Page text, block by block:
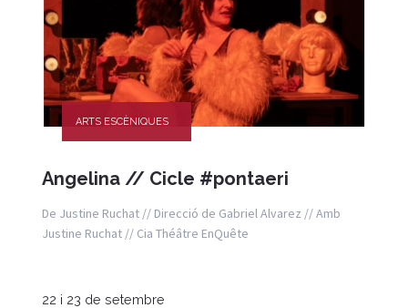
ARTS ESCÈNIQUES
Angelina // Cicle #pontaeri
De Justine Ruchat // Direcció de Gabriel Alvarez // Amb
Justine Ruchat // Cia Théâtre EnQuête
22 i 23 de setembre